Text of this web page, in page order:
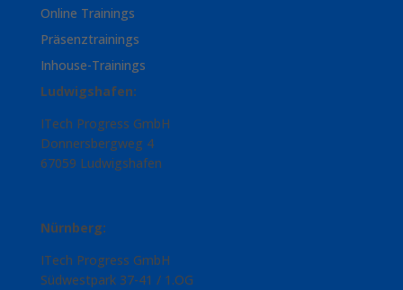
Online Trainings
Präsenztrainings
Inhouse-Trainings
Ludwigshafen:
ITech Progress GmbH
Donnersbergweg 4
67059 Ludwigshafen
Nürnberg:
ITech Progress GmbH
Südwestpark 37-41 / 1.OG